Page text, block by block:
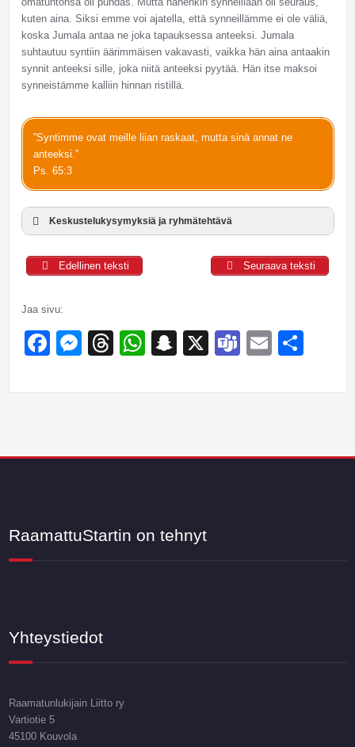
kuten aina. Siksi emme voi ajatella, että synneillämme ei ole väliä,
koska Jumala antaa ne joka tapauksessa anteeksi. Jumala
suhtautuu syntiin äärimmäisen vakavasti, vaikka hän aina antaakin
synnit anteeksi sille, joka niitä anteeksi pyytää. Hän itse maksoi
synneistämme kalliin hinnan ristillä.
”Syntimme ovat meille liian raskaat, mutta sinä annat ne
anteeksi.”
Ps. 65:3
Keskustelukysymyksiä ja ryhmätehtävä
Edellinen teksti Seuraava teksti
Jaa sivu:
Facebook
Messenger
Threads
WhatsApp
Snapchat
X Teams
Email
RaamattuStartin on tehnyt
Yhteystiedot
Raamatunlukijain Liitto ry
Vartiotie 5
45100 Kouvola